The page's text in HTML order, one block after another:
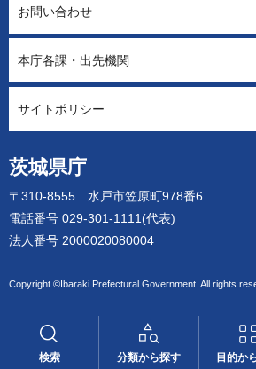
検索 分類から探す 目的か
茨城県庁
〒310-8555 水戸市笠原町978番6
電話番号 029-301-1111(代表)
法人番号 2000020080004
Copyright ©Ibaraki Prefectural Government. All rights
お問い合わせ
本庁各課・出先機関
サイトポリシー